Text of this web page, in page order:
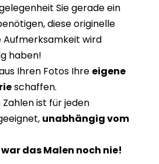
Sie gerade ein
diese originelle
Aufmerksamkeit wird
haben!
Ihren Fotos Ihre eigene
schaffen.
ist für jeden
unabhängig vom
das Malen noch nie!